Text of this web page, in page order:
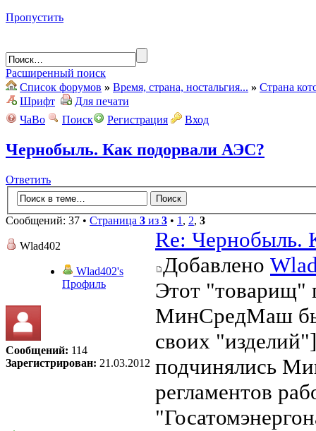
Пропустить
Расширенный поиск
Список форумов » Время, страна, ностальгия... » Страна
Шрифт
Для печати
ЧаВо
Поиск Регистрация Вход
Чернобыль. Как подорвали АЭС?
Ответить
Сообщений: 37 • Страница 3 из 3 • 1, 2, 3
Wlad402
Wlad402's
Профиль
Сообщений: 114
Зарегистрирован: 21.03.2012
Re: Чернобыль.
Добавлено
Этот "товарищ"
МинСредМаш
своих
подчинялись
регламентов